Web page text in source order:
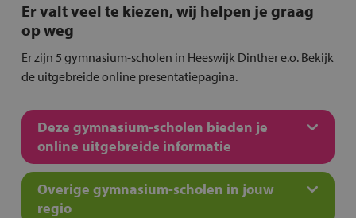
Er valt veel te kiezen, wij helpen je graag
op weg
Er zijn 5 gymnasium-scholen in Heeswijk Dinther e.o. Bekijk
de uitgebreide online presentatiepagina.
Deze gymnasium-scholen bieden je
online uitgebreide informatie
Overige gymnasium-scholen in jouw
regio